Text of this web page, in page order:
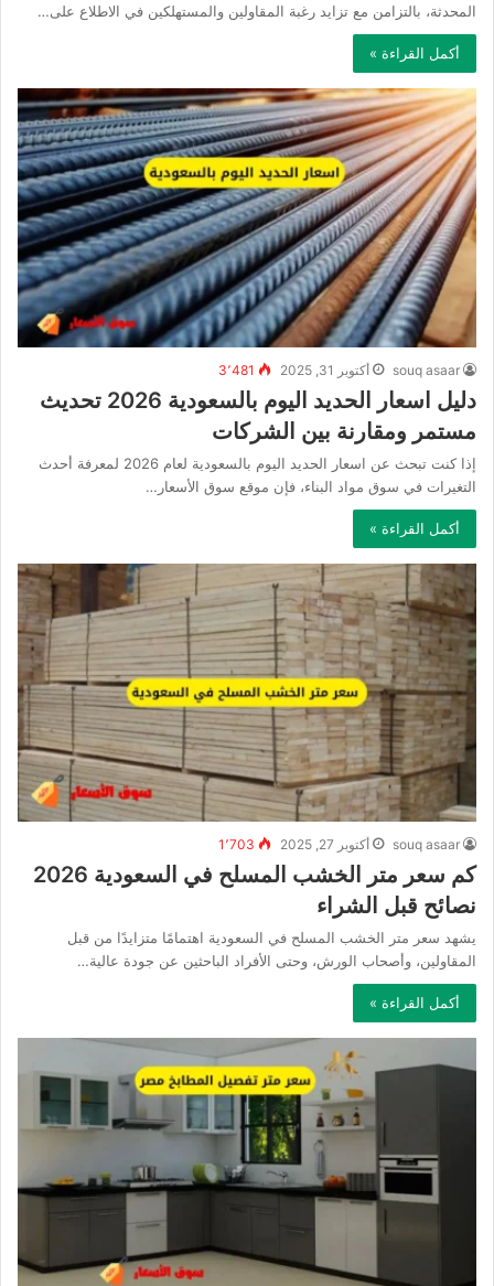
المحدثة، بالتزامن مع تزايد رغبة المقاولين والمستهلكين في الاطلاع على…
أكمل القراءة »
souq asaar أكتوبر 31, 2025 3٬481
دليل اسعار الحديد اليوم بالسعودية 2026 تحديث
مستمر ومقارنة بين الشركات
إذا كنت تبحث عن اسعار الحديد اليوم بالسعودية لعام 2026 لمعرفة أحدث
التغيرات في سوق مواد البناء، فإن موقع سوق الأسعار…
أكمل القراءة »
souq asaar أكتوبر 27, 2025 1٬703
كم سعر متر الخشب المسلح في السعودية 2026
نصائح قبل الشراء
يشهد سعر متر الخشب المسلح في السعودية اهتمامًا متزايدًا من قبل
المقاولين، وأصحاب الورش، وحتى الأفراد الباحثين عن جودة عالية…
أكمل القراءة »